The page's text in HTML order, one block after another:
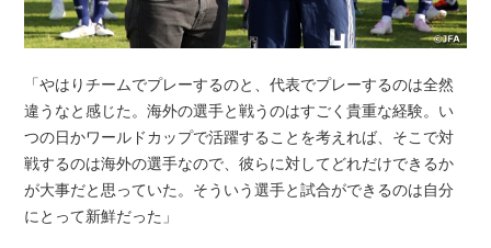
「やはりチームでプレーするのと、代表でプレーするのは全然
違うなと感じた。海外の選手と戦うのはすごく貴重な経験。い
つの日かワールドカップで活躍することを考えれば、そこで対
戦するのは海外の選手なので、彼らに対してどれだけできるか
が大事だと思っていた。そういう選手と試合ができるのは自分
にとって新鮮だった」